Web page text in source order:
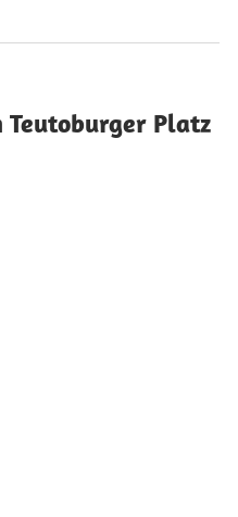
Teutoburger Platz